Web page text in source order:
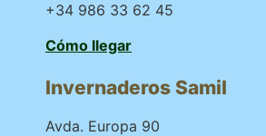
+34 986 33 62 45
Cómo llegar
Invernaderos Samil
Avda. Europa 90